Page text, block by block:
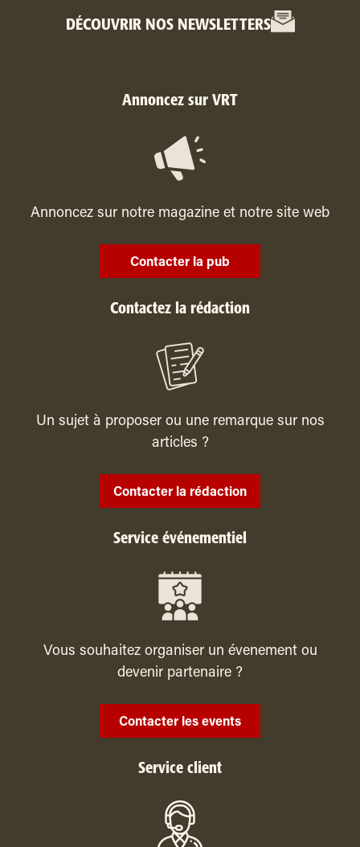
DÉCOUVRIR NOS NEWSLETTERS
Annoncez sur VRT
Annoncez sur notre magazine et notre site web
Contacter la pub
Contactez la rédaction
Un sujet à proposer ou une remarque sur nos
articles ?
Contacter la rédaction
Service événementiel
Vous souhaitez organiser un évenement ou
devenir partenaire ?
Contacter les events
Service client